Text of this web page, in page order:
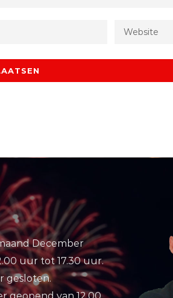
December
uur tot 17.30 uur.
gesloten.